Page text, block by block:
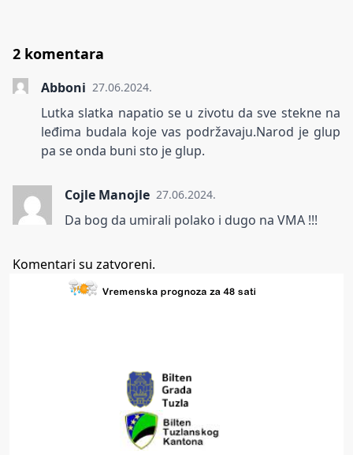
2 komentara
Abboni 27.06.2024.
Lutka slatka napatio se u zivotu da sve stekne na
leđima budala koje vas podržavaju.Narod je glup
pa se onda buni sto je glup.
Cojle Manojle 27.06.2024.
Da bog da umirali polako i dugo na VMA !!!
Komentari su zatvoreni.